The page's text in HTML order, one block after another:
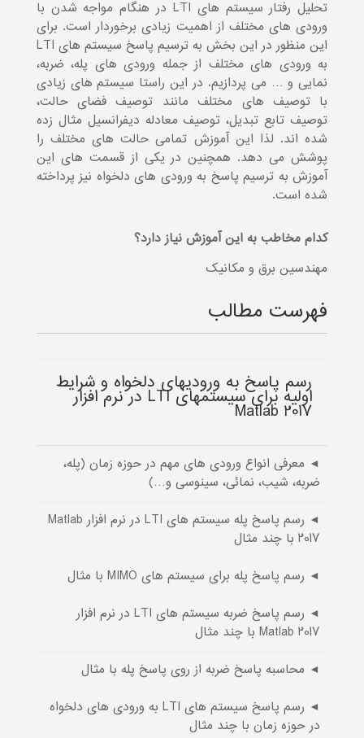
تحلیل رفتار سیستم های LTI در هنگام مواجه شدن با
ورودی های مختلف از اهمیت زیادی برخوردار است. برای
این منظور در این بخش به ترسیم پاسخ سیستم های LTI
به ورودی های مختلف از جمله ورودی های پله، ضربه،
نمایی و … می پردازیم. در این راستا سیستم های زیادی
با توصیف های مختلف مانند توصیف فضای حالت،
توصیف تابع تبدیل، توصیف معادله دیفرانسیل مثال زده
شده اند. لذا این آموزش تمامی حالت های مختلف را
پوشش می دهد. همچنین در یکی از قسمت های این
آموزش به ترسیم پاسخ به ورودی های دلخواه نیز پرداخته
شده است.
کدام مخاطب به این آموزش نیاز دارد؟
مهندسین برق و مکانیک
فهرست مطالب
رسم پاسخ به ورودی‏های دلخواه و شرایط
اولیه برای سیستم‏های LTI در نرم افزار
Matlab 2017
◄ معرفی انواع ورودی های مهم در حوزه زمان (پله،
ضربه، شیب، نمائی، سینوسی و…)
◄ رسم پاسخ پله سیستم های LTI در نرم افزار Matlab
2017 با چند مثال
◄ رسم پاسخ پله برای سیستم های MIMO با مثال
◄ رسم پاسخ ضربه سیستم های LTI در نرم افزار
Matlab 2017 با چند مثال
◄ محاسبه پاسخ ضربه از روی پاسخ پله با مثال
◄ رسم پاسخ سیستم های LTI به ورودی های دلخواه
در حوزه زمان با چند مثال